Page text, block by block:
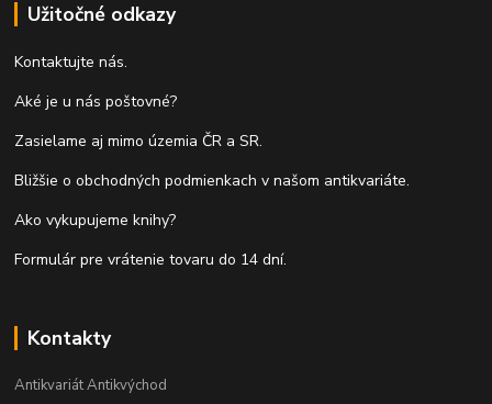
Užitočné odkazy
Kontaktujte nás.
Aké je u nás poštovné?
Zasielame aj mimo územia ČR a SR.
Bližšie o obchodných podmienkach v našom antikvariáte.
Ako vykupujeme knihy?
Formulár pre vrátenie tovaru do 14 dní.
Kontakty
Antikvariát Antikvýchod